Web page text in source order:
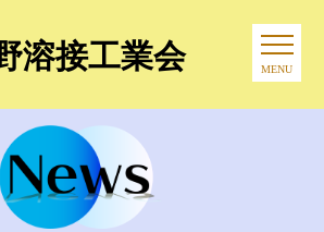
溶接工業会 MENU